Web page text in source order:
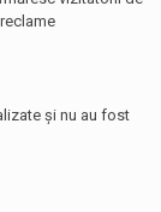
și nu au fost